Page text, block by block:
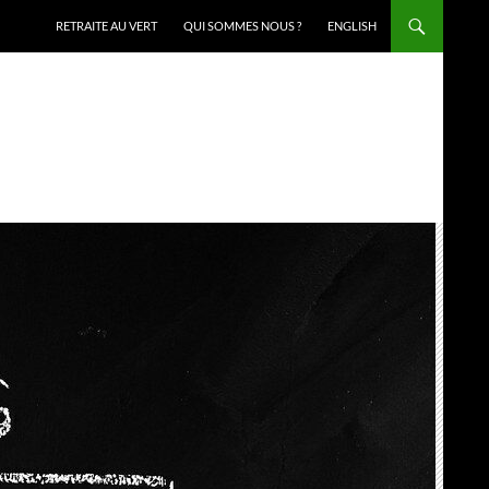
RETRAITE AU VERT QUI SOMMES NOUS ? ENGLISH